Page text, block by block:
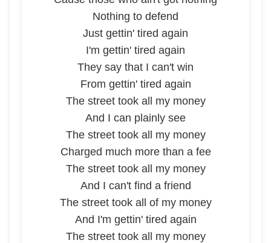
Nothing to defend
Just gettin' tired again
I'm gettin' tired again
They say that I can't win
From gettin' tired again
The street took all my money
And I can plainly see
The street took all my money
Charged much more than a fee
The street took all my money
And I can't find a friend
The street took all of my money
And I'm gettin' tired again
The street took all my money